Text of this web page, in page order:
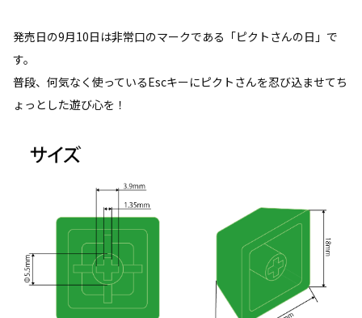
発売日の9月10日は非常口のマークである「ピクトさんの日」で
す。
普段、何気なく使っているEscキーにピクトさんを忍び込ませてち
ょっとした遊び心を！